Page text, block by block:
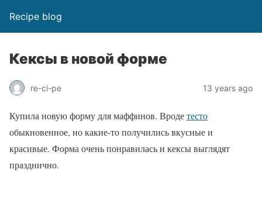
Recipe blog
Кексы в новой форме
re-ci-pe 13 years ago
Купила новую форму для маффинов. Вродетесто
обыкновенное, но какие-то получились вкусные и
красивые. Форма очень понравилась и кексы выглядят
празднично.